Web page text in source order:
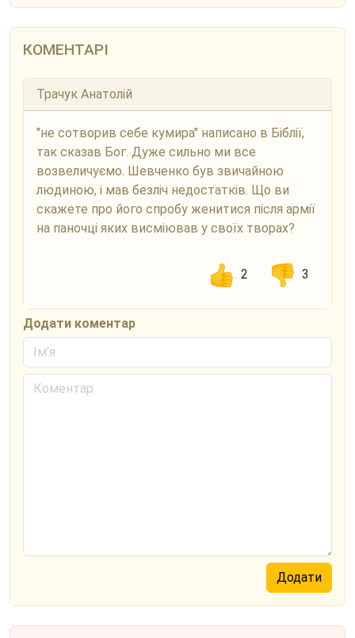
КОМЕНТАРІ
Трачук Анатолій
"не сотворив себе кумира" написано в Біблії,
так сказав Бог. Дуже сильно ми все
возвеличуємо. Шевченко був звичайною
людиною, і мав безліч недостатків. Що ви
скажете про його спробу женитися після армії
на паночці яких висміював у своїх творах?
2 3
Додати коментар